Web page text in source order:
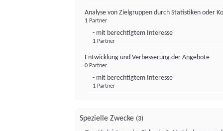
Analyse von Zielgruppen durch Statistiken oder
1 Partner
- mit berechtigtem Interesse
1 Partner
Entwicklung und Verbesserung der Angebote
0 Partner
- mit berechtigtem Interesse
1 Partner
Spezielle Zwecke (3)